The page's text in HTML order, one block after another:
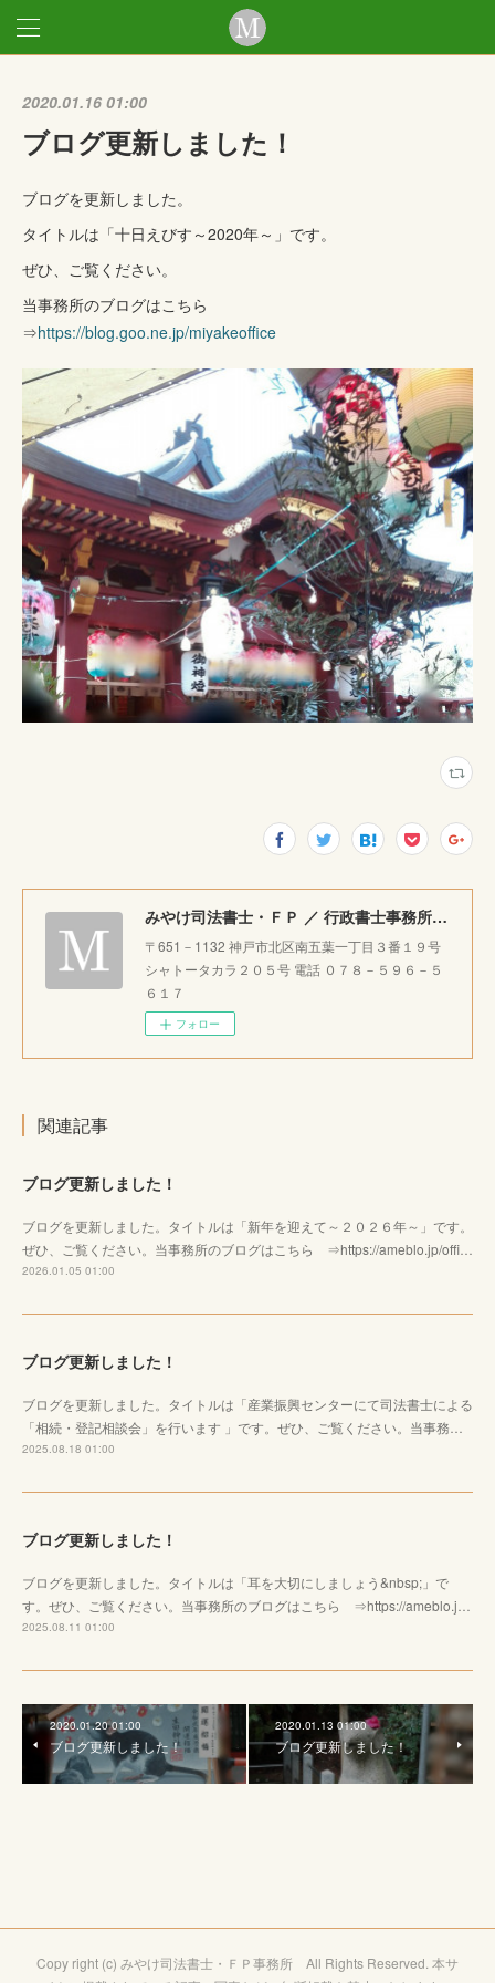
2020.01.16 01:00
ブログ更新しました！
ブログを更新しました。
タイトルは「十日えびす～2020年～」です。
ぜひ、ご覧ください。
当事務所のブログはこちら
⇒https://blog.goo.ne.jp/miyakeoffice
みやけ司法書士・ＦＰ ／ 行政書士事務所 ｜神戸市北区で相続・成年後見・生前整理のご相談をお受けしています。
〒651－1132 神戸市北区南五葉一丁目３番１９号
シャトータカラ２０５号 電話 ０７８－５９６－５
６１７
フォロー
関連記事
ブログ更新しました！
ブログを更新しました。タイトルは「新年を迎えて～２０２６年～」です。
ぜひ、ご覧ください。当事務所のブログはこちら ⇒https://ameblo.jp/offi…
2026.01.05 01:00
ブログ更新しました！
ブログを更新しました。タイトルは「産業振興センターにて司法書士による
「相続・登記相談会」を行います 」です。ぜひ、ご覧ください。当事務…
2025.08.18 01:00
ブログ更新しました！
ブログを更新しました。タイトルは「耳を大切にしましょう&nbsp;」で
す。ぜひ、ご覧ください。当事務所のブログはこちら ⇒https://ameblo.j…
2025.08.11 01:00
2020.01.20 01:00
ブログ更新しました！
2020.01.13 01:00
ブログ更新しました！
Copy right (c) みやけ司法書士・ＦＰ事務所 All Rights Reserved. 本サ